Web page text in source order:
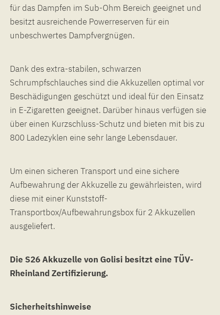
für das Dampfen im Sub-Ohm Bereich geeignet und
besitzt ausreichende Powerreserven für ein
unbeschwertes Dampfvergnügen.
Dank des extra-stabilen, schwarzen
Schrumpfschlauches sind die Akkuzellen optimal vor
Beschädigungen geschützt und ideal für den Einsatz
in E-Zigaretten geeignet. Darüber hinaus verfügen sie
über einen Kurzschluss-Schutz und bieten mit bis zu
800 Ladezyklen eine sehr lange Lebensdauer.
Um einen sicheren Transport und eine sichere
Aufbewahrung der Akkuzelle zu gewährleisten, wird
diese mit einer Kunststoff-
Transportbox/Aufbewahrungsbox für 2 Akkuzellen
ausgeliefert.
Die S26 Akkuzelle von Golisi besitzt eine TÜV-
Rheinland Zertifizierung.
Sicherheitshinweise